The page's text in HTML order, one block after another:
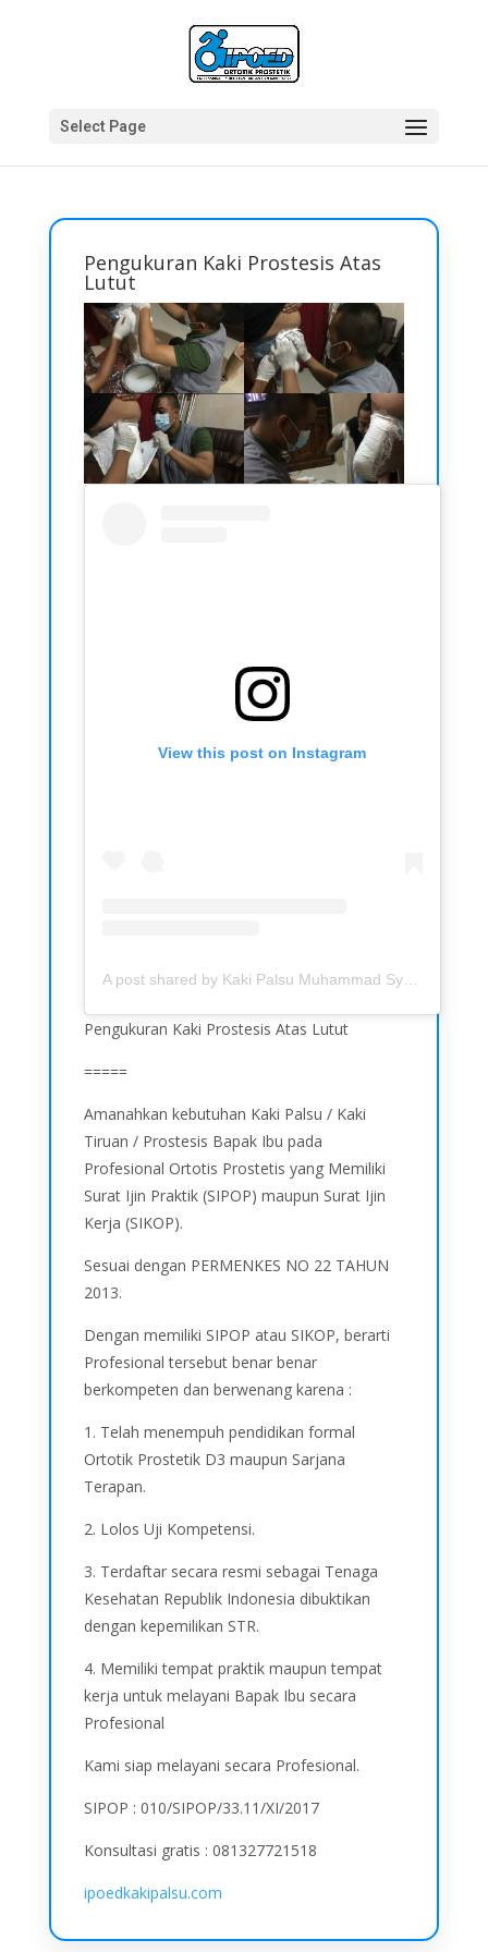
Select Page
Pengukuran Kaki Prostesis Atas
Lutut
View this post on Instagram
A post shared by Kaki Palsu Muhammad Syaifuddin (@ipoedkakipalsu)
Pengukuran Kaki Prostesis Atas Lutut
=====
Amanahkan kebutuhan Kaki Palsu / Kaki
Tiruan / Prostesis Bapak Ibu pada
Profesional Ortotis Prostetis yang Memiliki
Surat Ijin Praktik (SIPOP) maupun Surat Ijin
Kerja (SIKOP).
Sesuai dengan PERMENKES NO 22 TAHUN
2013.
Dengan memiliki SIPOP atau SIKOP, berarti
Profesional tersebut benar benar
berkompeten dan berwenang karena :
1. Telah menempuh pendidikan formal
Ortotik Prostetik D3 maupun Sarjana
Terapan.
2. Lolos Uji Kompetensi.
3. Terdaftar secara resmi sebagai Tenaga
Kesehatan Republik Indonesia dibuktikan
dengan kepemilikan STR.
4. Memiliki tempat praktik maupun tempat
kerja untuk melayani Bapak Ibu secara
Profesional
Kami siap melayani secara Profesional.
SIPOP : 010/SIPOP/33.11/XI/2017
Konsultasi gratis : 081327721518
ipoedkakipalsu.com